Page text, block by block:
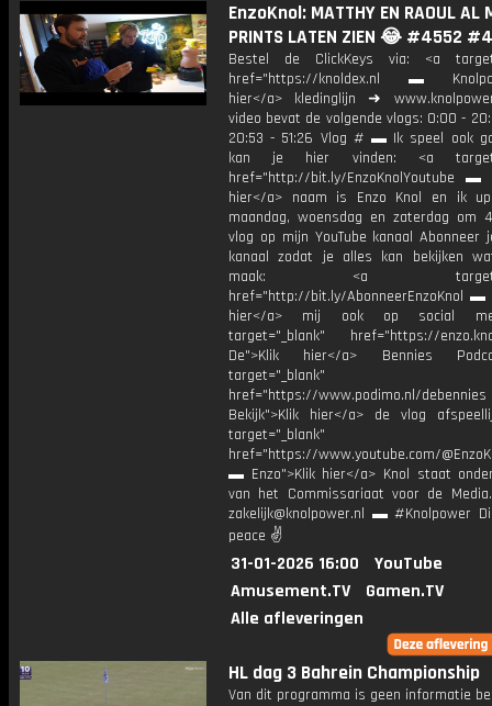
EnzoKnol: MATTHY EN RAOUL AL
PRINTS LATEN ZIEN 😂 #4552
Bestel de ClickKeys via: <a
href="https://knoldex.nl ▬
hier</a> kledinglijn ➜
video bevat de volgende vlogs: 0:00 -
20:53 - 51:26 Vlog # ▬ Ik speel ook
kan je hier vinden: <a
href="http://bit.ly/EnzoKnolYoutube ▬
hier</a> naam is Enzo Knol en ik
maandag, woensdag en zaterdag om
vlog op mijn YouTube kanaal Abonneer
kanaal zodat je alles kan bekijken
maak: <a
href="http://bit.ly/AbonneerEnzoKnol ▬
hier</a> mij ook op social
target="_blank" href="https://
De">Klik hier</a> Bennies
target="_blank"
href="https://www.podimo.nl/debennies
Bekijk">Klik hier</a> de vlog
target="_blank"
href="https://www.youtube.com/
▬ Enzo">Klik hier</a> Knol staat
van het Commissariaat voor de
zakelijk@knolpower.nl ▬ #Knolpower
peace ✌
31-01-2026 16:00
YouTube
Amusement.TV
Gamen.TV
Alle afleveringen
HL dag 3 Bahrein Championship
Van dit programma is geen informatie